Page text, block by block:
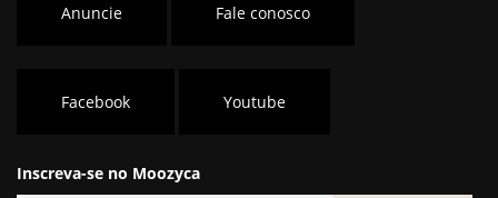
Anuncie Fale conosco
Facebook Youtube
Inscreva-se no Moozyca